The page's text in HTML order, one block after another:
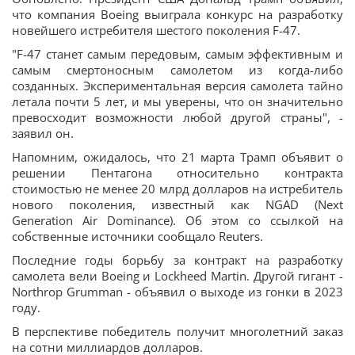
что компания Boeing выиграла конкурс на разработку
новейшего истребителя шестого поколения F-47.
"F-47 станет самым передовым, самым эффективным и
самым смертоносным самолетом из когда-либо
созданных. Экспериментальная версия самолета тайно
летала почти 5 лет, и мы уверены, что он значительно
превосходит возможности любой другой страны", -
заявил он.
Напомним, ожидалось, что 21 марта Трамп объявит о
решении Пентагона относительно контракта
стоимостью не менее 20 млрд долларов на истребитель
нового поколения, известный как NGAD (Next
Generation Air Dominance). Об этом со ссылкой на
собственные источники сообщало Reuters.
Последние годы борьбу за контракт на разработку
самолета вели Boeing и Lockheed Martin. Другой гигант -
Northrop Grumman - объявил о выходе из гонки в 2023
году.
В перспективе победитель получит многолетний заказ
на сотни миллиардов долларов.